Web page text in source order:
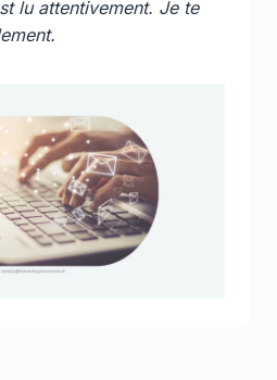
lu attentivement. Je te